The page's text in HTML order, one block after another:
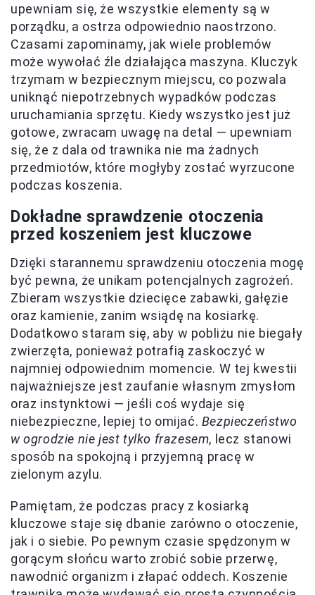
upewniam się, że wszystkie elementy są w
porządku, a ostrza odpowiednio naostrzono.
Czasami zapominamy, jak wiele problemów
może wywołać źle działająca maszyna. Kluczyk
trzymam w bezpiecznym miejscu, co pozwala
uniknąć niepotrzebnych wypadków podczas
uruchamiania sprzętu. Kiedy wszystko jest już
gotowe, zwracam uwagę na detal — upewniam
się, że z dala od trawnika nie ma żadnych
przedmiotów, które mogłyby zostać wyrzucone
podczas koszenia.
Dokładne sprawdzenie otoczenia
przed koszeniem jest kluczowe
Dzięki starannemu sprawdzeniu otoczenia mogę
być pewna, że unikam potencjalnych zagrożeń.
Zbieram wszystkie dziecięce zabawki, gałęzie
oraz kamienie, zanim wsiądę na kosiarkę.
Dodatkowo staram się, aby w pobliżu nie biegały
zwierzęta, ponieważ potrafią zaskoczyć w
najmniej odpowiednim momencie. W tej kwestii
najważniejsze jest zaufanie własnym zmysłom
oraz instynktowi — jeśli coś wydaje się
niebezpieczne, lepiej to omijać. Bezpieczeństwo
w ogrodzie nie jest tylko frazesem, lecz stanowi
sposób na spokojną i przyjemną pracę w
zielonym azylu.
Pamiętam, że podczas pracy z kosiarką
kluczowe staje się dbanie zarówno o otoczenie,
jak i o siebie. Po pewnym czasie spędzonym w
gorącym słońcu warto zrobić sobie przerwę,
nawodnić organizm i złapać oddech. Koszenie